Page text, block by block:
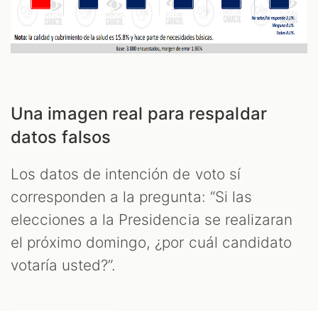
Una imagen real para respaldar
datos falsos
Los datos de intención de voto sí
corresponden a la pregunta: “Si las
elecciones a la Presidencia se realizaran
el próximo domingo, ¿por cuál candidato
votaría usted?”.